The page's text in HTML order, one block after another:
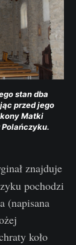
stan dba
przed jego
Matki
znajduje
pochodzi
(napisana
koło